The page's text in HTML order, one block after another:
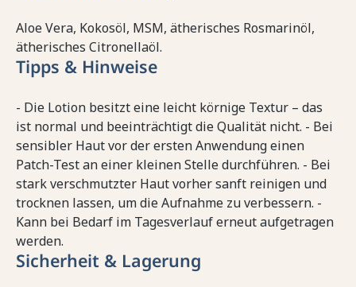
Aloe Vera, Kokosöl, MSM, ätherisches Rosmarinöl,
ätherisches Citronellaöl.
Tipps & Hinweise
- Die Lotion besitzt eine leicht körnige Textur – das
ist normal und beeinträchtigt die Qualität nicht. - Bei
sensibler Haut vor der ersten Anwendung einen
Patch-Test an einer kleinen Stelle durchführen. - Bei
stark verschmutzter Haut vorher sanft reinigen und
trocknen lassen, um die Aufnahme zu verbessern. -
Kann bei Bedarf im Tagesverlauf erneut aufgetragen
werden.
Sicherheit & Lagerung